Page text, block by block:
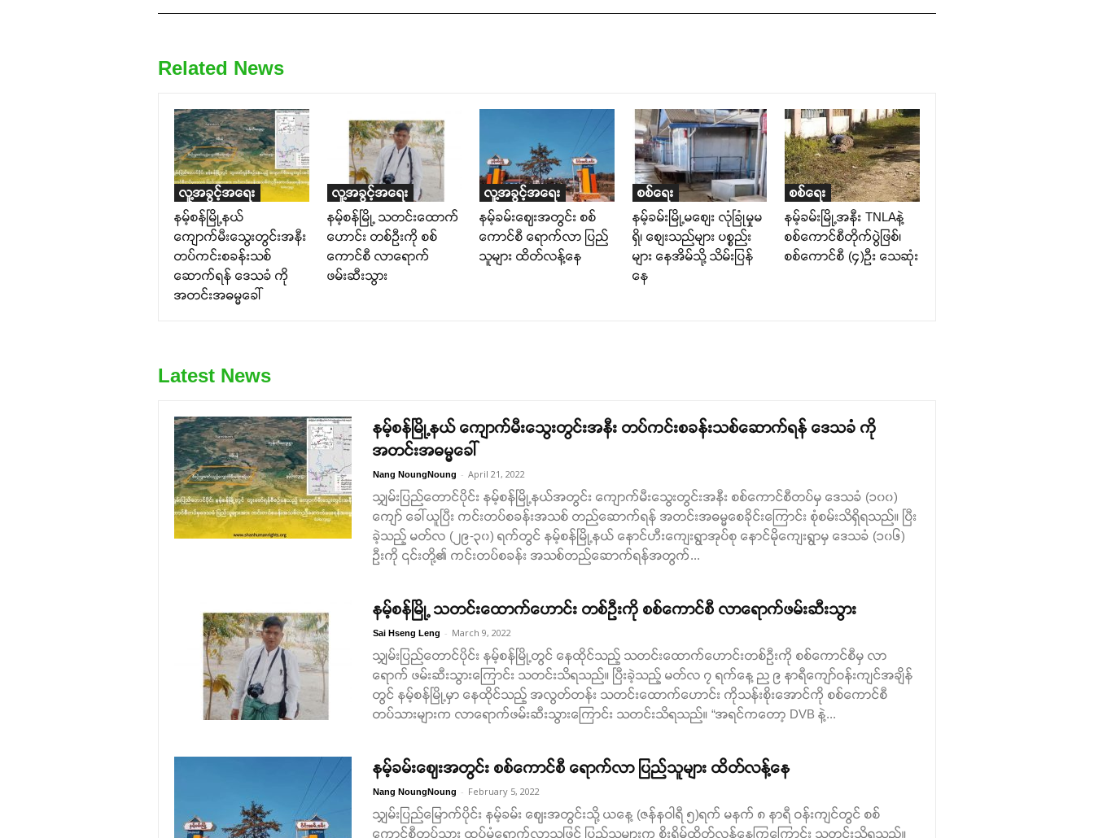
Related News
လူ့အခွင့်အရေး
နမ့်စန်မြို့နယ်
ကျောက်မီးသွေးတွင်းအနီး
တပ်ကင်းစခန်းသစ်
ဆောက်ရန် ဒေသခံ ကို
အတင်းအဓမ္မခေါ်
လူ့အခွင့်အရေး
နမ့်စန်မြို့ သတင်းထောက်
ဟောင်း တစ်ဦးကို စစ်
ကောင်စီ လာရောက်
ဖမ်းဆီးသွား
လူ့အခွင့်အရေး
နမ့်ခမ်းဈေးအတွင်း စစ်
ကောင်စီ ရောက်လာ ပြည်
သူများ ထိတ်လန့်နေ
စစ်ရေး
နမ့်ခမ်းမြို့မစျေး လုံခြုံမှုမ
ရှိ၊ စျေးသည်များ ပစ္စည်း
များ နေအိမ်သို့ သိမ်းပြန်
နေ
စစ်ရေး
နမ့်ခမ်းမြို့အနီး TNLAနဲ့
စစ်ကောင်စီတိုက်ပွဲဖြစ်၊
စစ်ကောင်စီ (၄)ဦး သေဆုံး
Latest News
နမ့်စန်မြို့နယ် ကျောက်မီးသွေးတွင်းအနီး တပ်ကင်းစခန်းသစ်ဆောက်ရန် ဒေသခံ ကို
အတင်းအဓမ္မခေါ်
Nang NoungNoung - April 21, 2022
သျှမ်းပြည်တောင်ပိုင်း နမ့်စန်မြို့နယ်အတွင်း ကျောက်မီးသွေးတွင်းအနီး စစ်ကောင်စီတပ်မှ ဒေသခံ (၁၀၀)
ကျော် ခေါ်ယူပြီး ကင်းတပ်စခန်းအသစ် တည်ဆောက်ရန် အတင်းအဓမ္မစေခိုင်းကြောင်း စုံစမ်းသိရှိရသည်။ ပြီး
ခဲ့သည့် မတ်လ (၂၉-၃၀) ရက်တွင် နမ့်စန်မြို့နယ် နောင်ဟီးကျေးရွာအုပ်စု နောင်မိုကျေးရွာမှ ဒေသခံ (၁၀၆)
ဦးကို ၎င်းတို့၏ ကင်းတပ်စခန်း အသစ်တည်ဆောက်ရန်အတွက်...
နမ့်စန်မြို့ သတင်းထောက်ဟောင်း တစ်ဦးကို စစ်ကောင်စီ လာရောက်ဖမ်းဆီးသွား
Sai Hseng Leng - March 9, 2022
သျှမ်းပြည်တောင်ပိုင်း နမ့်စန်မြို့တွင် နေထိုင်သည့် သတင်းထောက်ဟောင်းတစ်ဦးကို စစ်ကောင်စီမှ လာ
ရောက် ဖမ်းဆီးသွားကြောင်း သတင်းသိရသည်။ ပြီးခဲ့သည့် မတ်လ ၇ ရက်နေ့ ည ၉ နာရီကျော်ဝန်းကျင်အချိန်
တွင် နမ့်စန်မြို့မှာ နေထိုင်သည့် အလွတ်တန်း သတင်းထောက်ဟောင်း ကိုသန်းစိုးအောင်ကို စစ်ကောင်စီ
တပ်သားများက လာရောက်ဖမ်းဆီးသွားကြောင်း သတင်းသိရသည်။ “အရင်ကတော့ DVB နဲ့...
နမ့်ခမ်းဈေးအတွင်း စစ်ကောင်စီ ရောက်လာ ပြည်သူများ ထိတ်လန့်နေ
Nang NoungNoung - February 5, 2022
သျှမ်းပြည်မြောက်ပိုင်း နမ့်ခမ်း ဈေးအတွင်းသို့ ယနေ့ (ဇန်နဝါရီ ၅)ရက် မနက် ၈ နာရီ ဝန်းကျင်တွင် စစ်
ကောင်စီတပ်သား ထပ်မံရောက်လာသဖြင့် ပြည်သူများက စိုးရိမ်ထိတ်လန့်နေကြကြောင်း သတင်းသိရသည်။